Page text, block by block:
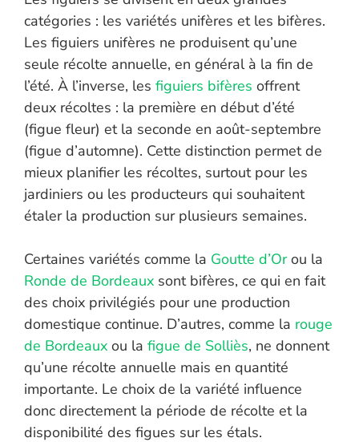
catégories : les variétés unifères et les bifères.
Les figuiers unifères ne produisent qu’une
seule récolte annuelle, en général à la fin de
l’été. À l’inverse, les figuiers bifères offrent
deux récoltes : la première en début d’été
(figue fleur) et la seconde en août-septembre
(figue d’automne). Cette distinction permet de
mieux planifier les récoltes, surtout pour les
jardiniers ou les producteurs qui souhaitent
étaler la production sur plusieurs semaines.
Certaines variétés comme la Goutte d’Orou la
Ronde de Bordeaux sont bifères, ce qui en fait
des choix privilégiés pour une production
domestique continue. D’autres, comme la rouge
de Bordeaux ou la figue de Solliès, ne donnent
qu’une récolte annuelle mais en quantité
importante. Le choix de la variété influence
donc directement la période de récolte et la
disponibilité des figues sur les étals.